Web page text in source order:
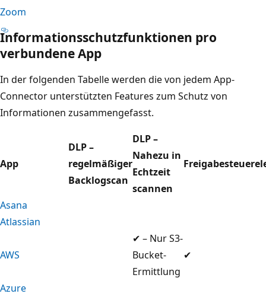
Zoom
Informationsschutzfunktionen pro
verbundene App
In der folgenden Tabelle werden die von jedem App-
Connector unterstützten Features zum Schutz von
Informationen zusammengefasst.
App
DLP –
regelmäßiger
Backlogscan
DLP –
Nahezu in
Echtzeit
scannen
Asana
Atlassian
AWS
✔ – Nur S3-
Bucket-
Ermittlung
✔
Azure